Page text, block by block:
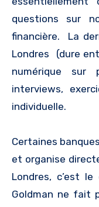
questions sur
financière. La
Londres (dure
numérique
interviews,
individuelle.
Certaines
et organise
Londres, c’est
Goldman ne fait